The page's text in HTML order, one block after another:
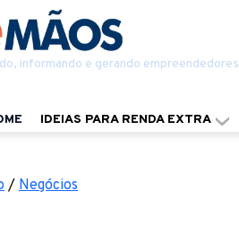
informando e gerando empreendedores
IDEIAS PARA RENDA EXTRA
/ Negócios